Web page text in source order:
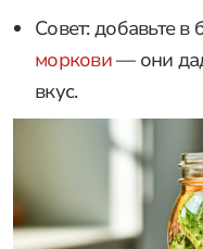
Совет: добавьте
моркови— они
вкус.